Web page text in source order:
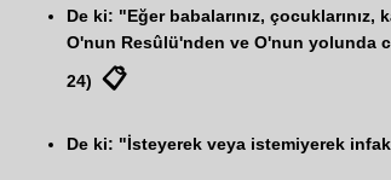
De ki: "Eğer babalarınız,
O'nun Resûlü'nden ve O'nun yolunda
24) 📋
De ki: "İsteyerek veya istemiyerek